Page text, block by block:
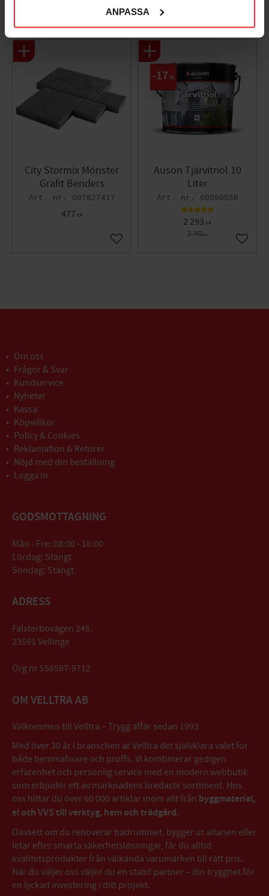
ANPASSA
Lägg till i favoriter
+4 Lägg
City Stormix Mönster
Grafit Benders
007827417
477 KR
Lägg till i favoriter
Auson Tjärvitriol 10
Liter
60590556
2 293 KR
2 752KR
17 %
Lägg
Om oss
Frågor & Svar
Kundservice
Nyheter
Kassa
Köpvillkor
Policy & Cookies
Reklamation & Returer
Nöjd med din beställning
Logga in
GODSMOTTAGNING
Mån - Fre: 08:00 - 16:00
Lördag: Stängt
Söndag: Stängt
ADRESS
Falsterbovägen 245,
23591 Vellinge
Org nr 556597-9712
OM VELLTRA AB
Välkommen till Velltra – Trygg affär sedan 1993
Med över 30 år i branschen är Velltra det självklara valet för
både hemmafixare och proffs. Vi kombinerar gedigen
erfarenhet och personlig service med en modern webbutik
som erbjuder ett av marknadens bredaste sortiment. Hos
oss hittar du över 60 000 artiklar inom allt från byggmaterial,
el och VVS till verktyg, hem och trädgård.
Oavsett om du renoverar badrummet, bygger ut altanen eller
letar efter smarta säkerhetslösningar, får du alltid
kvalitetsprodukter från välkända varumärken till rätt pris.
När du väljer oss väljer du en stabil partner – din trygghet för
en lyckad investering i ditt projekt.